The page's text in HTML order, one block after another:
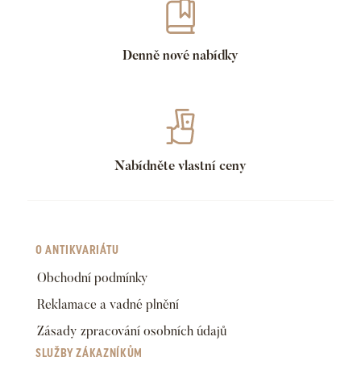
Denně nové nabídky
Nabídněte vlastní ceny
O ANTIKVARIÁTU
Obchodní podmínky
Reklamace a vadné plnění
Zásady zpracování osobních údajů
SLUŽBY ZÁKAZNÍKŮM